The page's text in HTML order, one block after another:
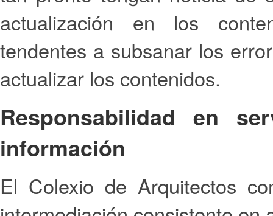
actualización en los
tendentes a subsanar los
actualizar los contenidos.
Responsabilidad en
información
El Colexio de Arquitectos